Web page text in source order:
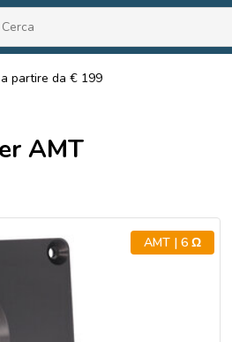
partire da € 199
AMT
AMT | 6 Ω